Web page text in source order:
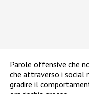
Parole offensive che
che attraverso i social
gradire il